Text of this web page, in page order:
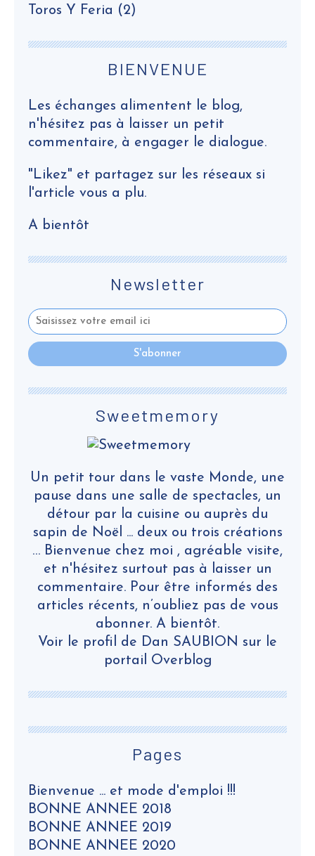
Newsletter
Toros Y Feria (2)
Pages
Bienvenue ... et mode d'emploi !!!
BONNE ANNEE 2018
BONNE ANNEE 2019
BONNE ANNEE 2020
Sweetmemory
Un petit tour dans le vaste Monde, une
pause dans une salle de spectacles, un
détour par la cuisine ou auprès du
sapin de Noël ... deux ou trois créations
… Bienvenue chez moi , agréable visite,
et n'hésitez surtout pas à laisser un
commentaire. Pour être informés des
articles récents, n’oubliez pas de vous
abonner. A bientôt.
Voir le profil de Dan SAUBION sur le
portail Overblog
BIENVENUE
Les échanges alimentent le blog,
n'hésitez pas à laisser un petit
commentaire, à engager le dialogue.
"Likez" et partagez sur les réseaux si
l'article vous a plu.
A bientôt